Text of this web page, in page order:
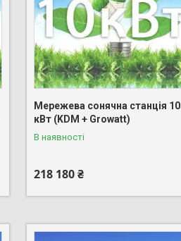
Мережева сонячна станція 10
кВт (KDM + Growatt)
В наявності
218 180 ₴